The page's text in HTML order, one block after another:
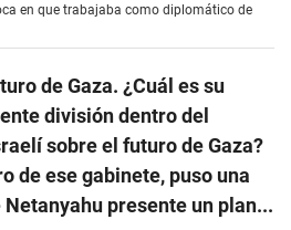
en que trabajaba como diplomático de
de Gaza. ¿Cuál es su
división dentro del
sobre el futuro de Gaza?
de ese gabinete, puso una
presente un plan...